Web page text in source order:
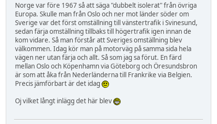
Norge var före 1967 så att säga "dubbelt isolerat" från övriga
Europa. Skulle man från Oslo och ner mot länder söder om
Sverige var det först omställning till vänstertrafik i Svinesund,
sedan färja omställning tillbaks till högertrafik igen innan de
kom vidare. Så man förstår att Sveriges omställning blev
välkommen. Idag kör man på motorväg på samma sida hela
vägen ner utan färja och allt. Så som jag sa förut. En färd
mellan Oslo och Köpenhamn via Göteborg och Öresundsbron
är som att åka från Nederländerna till Frankrike via Belgien.
Precis jämförbart är det idag
Oj vilket långt inlägg det här blev